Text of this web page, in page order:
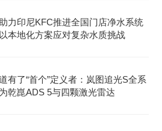
力印尼KFC推进全国门店净水系统
本地化方案应对复杂水质挑战
有了“首个”定义者：岚图追光S全系
乾崑ADS 5与四颗激光雷达